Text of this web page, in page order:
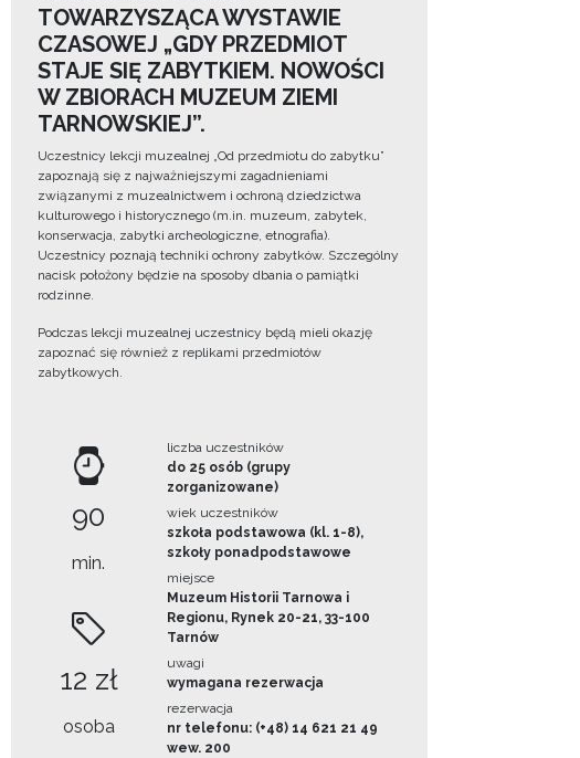
TOWARZYSZĄCA WYSTAWIE
CZASOWEJ „GDY PRZEDMIOT
STAJE SIĘ ZABYTKIEM. NOWOŚCI
W ZBIORACH MUZEUM ZIEMI
TARNOWSKIEJ”.
Uczestnicy lekcji muzealnej „Od przedmiotu do zabytku”
zapoznają się z najważniejszymi zagadnieniami
związanymi z muzealnictwem i ochroną dziedzictwa
kulturowego i historycznego (m.in. muzeum, zabytek,
konserwacja, zabytki archeologiczne, etnografia).
Uczestnicy poznają techniki ochrony zabytków. Szczególny
nacisk położony będzie na sposoby dbania o pamiątki
rodzinne.
Podczas lekcji muzealnej uczestnicy będą mieli okazję
zapoznać się również z replikami przedmiotów
zabytkowych.
90
min.
12 zł
osoba
liczba uczestników
do 25 osób (grupy
zorganizowane)
wiek uczestników
szkoła podstawowa (kl. 1-8),
szkoły ponadpodstawowe
miejsce
Muzeum Historii Tarnowa i
Regionu, Rynek 20-21, 33-100
Tarnów
uwagi
wymagana rezerwacja
rezerwacja
nr telefonu: (+48) 14 621 21 49
wew. 200